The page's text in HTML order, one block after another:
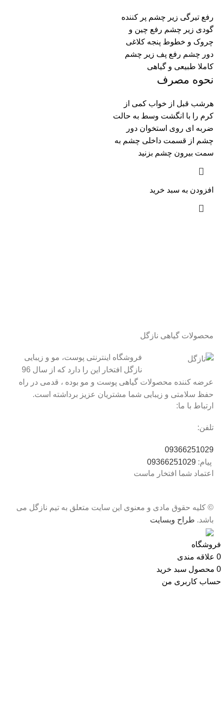
رفع تیرگی زیر چشم پر کننده
گودی زیر چشم رفع چین و
چروک و خطوط پنجه کلاغی
دور چشم رفع پف زیر چشم
کاملا طبیعی و گیاهی
نحوه مصرف
هرشب قبل از خواب کمی از
کرم را با انگشت وسط به حالت
ضربه ای روی استخوان دور
چشم از قسمت داخلی چشم به
سمت بیرون چشم بزنید
افزودن به سبد خرید
محصولات گیاهی نازگل
فروشگاه اینترنتی پوست، مو و زیبایی
نازگل افتخار این را دارد که از سال 96
عرضه کننده محصولات گیاهی پوست و مو بوده ، قدمی در راه
حفظ سلامتی و زیبایی شما مشتریان عزیز برداشته است.
ارتباط با ما:
تلفن:
09366251029
پیام: 09366251029
اعتماد شما افتخار ماست
© کلیه حقوق مادی و معنوی این سایت متعلق به تیم نازگل می
باشد. طراح وبسایت
فروشگاه
0 علاقه مندی
0 محصول سبد خرید
حساب کاربری من